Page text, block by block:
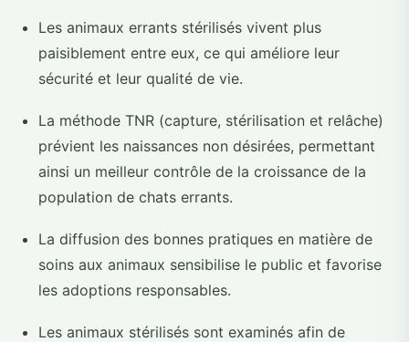
Les animaux errants stérilisés vivent plus
paisiblement entre eux, ce qui améliore leur
sécurité et leur qualité de vie.
La méthode TNR (capture, stérilisation et relâche)
prévient les naissances non désirées, permettant
ainsi un meilleur contrôle de la croissance de la
population de chats errants.
La diffusion des bonnes pratiques en matière de
soins aux animaux sensibilise le public et favorise
les adoptions responsables.
Les animaux stérilisés sont examinés afin de